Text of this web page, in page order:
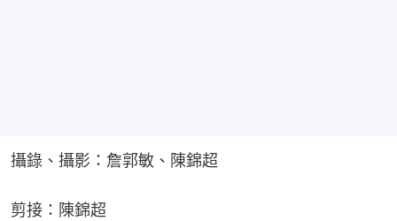
攝錄、攝影：詹郭敏、陳錦超
剪接：陳錦超